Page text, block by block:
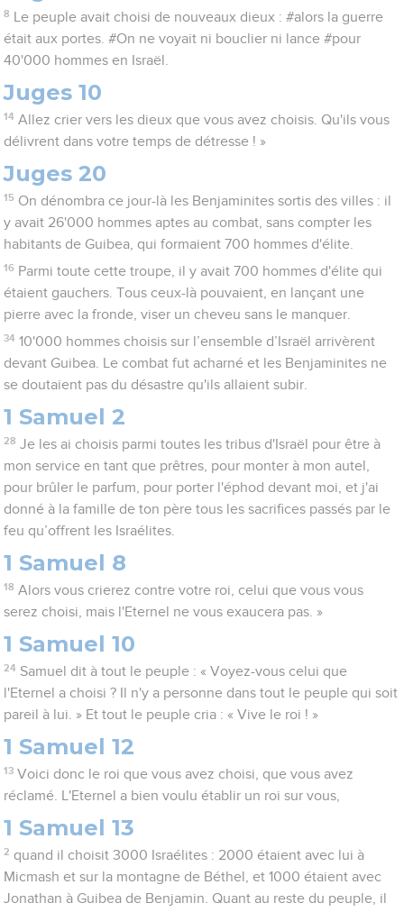
8
Le peuple avait choisi de nouveaux dieux : #alors la guerre
était aux portes. #On ne voyait ni bouclier ni lance #pour
40'000 hommes en Israël.
Juges 10
14 Allez crier vers les dieux que vous avez choisis. Qu'ils vous
délivrent dans votre temps de détresse ! »
Juges 20
15 On dénombra ce jour-là les Benjaminites sortis des villes : il
y avait 26'000 hommes aptes au combat, sans compter les
habitants de Guibea, qui formaient 700 hommes d'élite.
16 Parmi toute cette troupe, il y avait 700 hommes d'élite qui
étaient gauchers. Tous ceux-là pouvaient, en lançant une
pierre avec la fronde, viser un cheveu sans le manquer.
34 10'000 hommes choisis sur l’ensemble d’Israël arrivèrent
devant Guibea. Le combat fut acharné et les Benjaminites ne
se doutaient pas du désastre qu'ils allaient subir.
1 Samuel 2
28 Je les ai choisis parmi toutes les tribus d'Israël pour être à
mon service en tant que prêtres, pour monter à mon autel,
pour brûler le parfum, pour porter l'éphod devant moi, et j'ai
donné à la famille de ton père tous les sacrifices passés par le
feu qu’offrent les Israélites.
1 Samuel 8
18 Alors vous crierez contre votre roi, celui que vous vous
serez choisi, mais l'Eternel ne vous exaucera pas. »
1 Samuel 10
24 Samuel dit à tout le peuple : « Voyez-vous celui que
l'Eternel a choisi ? Il n'y a personne dans tout le peuple qui soit
pareil à lui. » Et tout le peuple cria : « Vive le roi ! »
1 Samuel 12
13 Voici donc le roi que vous avez choisi, que vous avez
réclamé. L'Eternel a bien voulu établir un roi sur vous,
1 Samuel 13
2 quand il choisit 3000 Israélites : 2000 étaient avec lui à
Micmash et sur la montagne de Béthel, et 1000 étaient avec
Jonathan à Guibea de Benjamin. Quant au reste du peuple, il